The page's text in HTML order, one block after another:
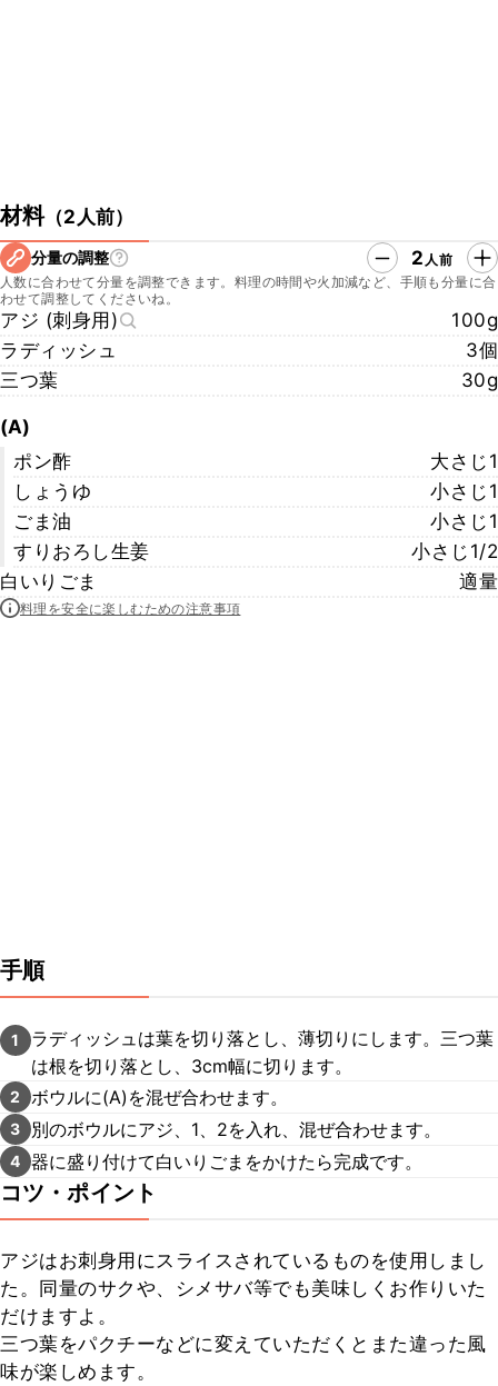
材料（2人前）
分量の調整 2 人前
人数に合わせて分量を調整できます。料理の時間や火加減など、手順も分量に合
わせて調整してくださいね。
アジ (刺身用)
100g
ラディッシュ
3個
三つ葉
30g
(A)
ポン酢
大さじ1
しょうゆ
小さじ1
ごま油
小さじ1
すりおろし生姜
小さじ1/2
白いりごま
適量
料理を安全に楽しむための注意事項
手順
1
ラディッシュは葉を切り落とし、薄切りにします。三つ葉
は根を切り落とし、3cm幅に切ります。
2 ボウルに(A)を混ぜ合わせます。
3 別のボウルにアジ、1、2を入れ、混ぜ合わせます。
4 器に盛り付けて白いりごまをかけたら完成です。
コツ・ポイント
アジはお刺身用にスライスされているものを使用しまし
た。同量のサクや、シメサバ等でも美味しくお作りいた
だけますよ。
三つ葉をパクチーなどに変えていただくとまた違った風
味が楽しめます。